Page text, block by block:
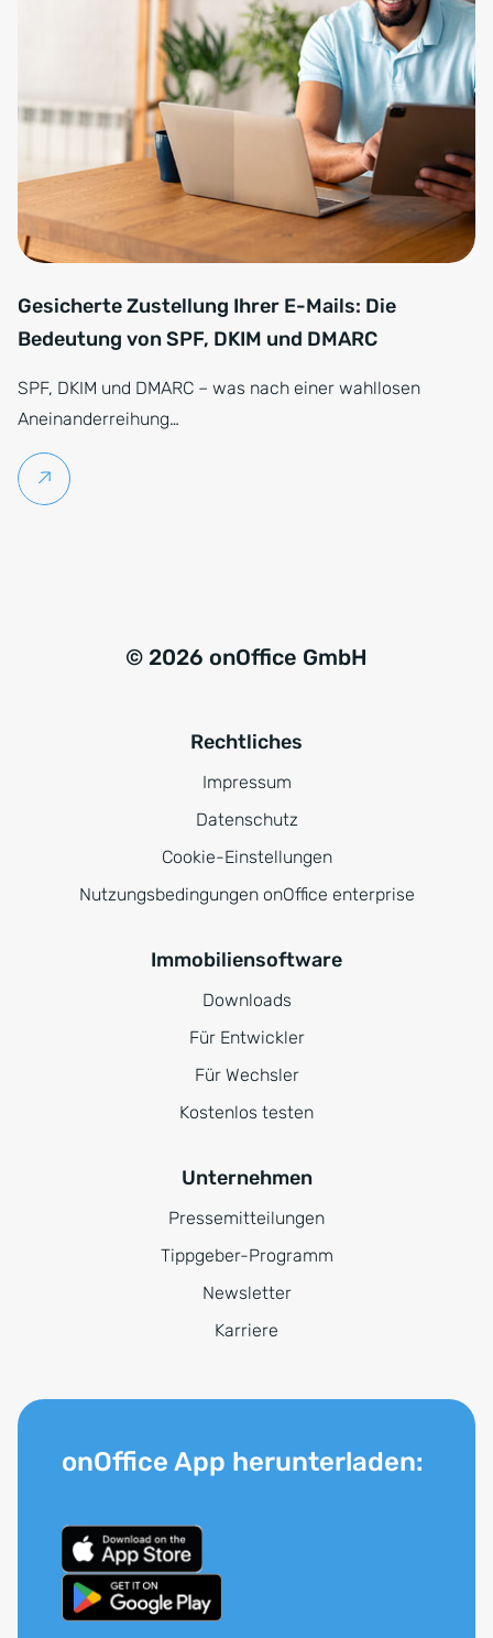
Gesicherte Zustellung Ihrer E-Mails: Die
Bedeutung von SPF, DKIM und DMARC
SPF, DKIM und DMARC – was nach einer wahllosen
Aneinanderreihung…
Weiterlesen
© 2026 onOffice GmbH
Rechtliches
Impressum
Datenschutz
Cookie-Einstellungen
Nutzungsbedingungen onOffice enterprise
Immobiliensoftware
Downloads
Für Entwickler
Für Wechsler
Kostenlos testen
Unternehmen
Pressemitteilungen
Tippgeber-Programm
Newsletter
Karriere
onOffice App herunterladen: